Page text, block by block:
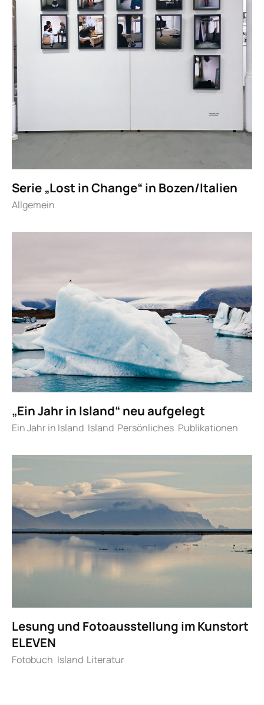
Serie „Lost in Change“ in Bozen/Italien
Allgemein
„Ein Jahr in Island“ neu aufgelegt
Ein Jahr in Island Island Persönliches Publikationen
Lesung und Fotoausstellung im Kunstort
ELEVEN
Fotobuch Island Literatur